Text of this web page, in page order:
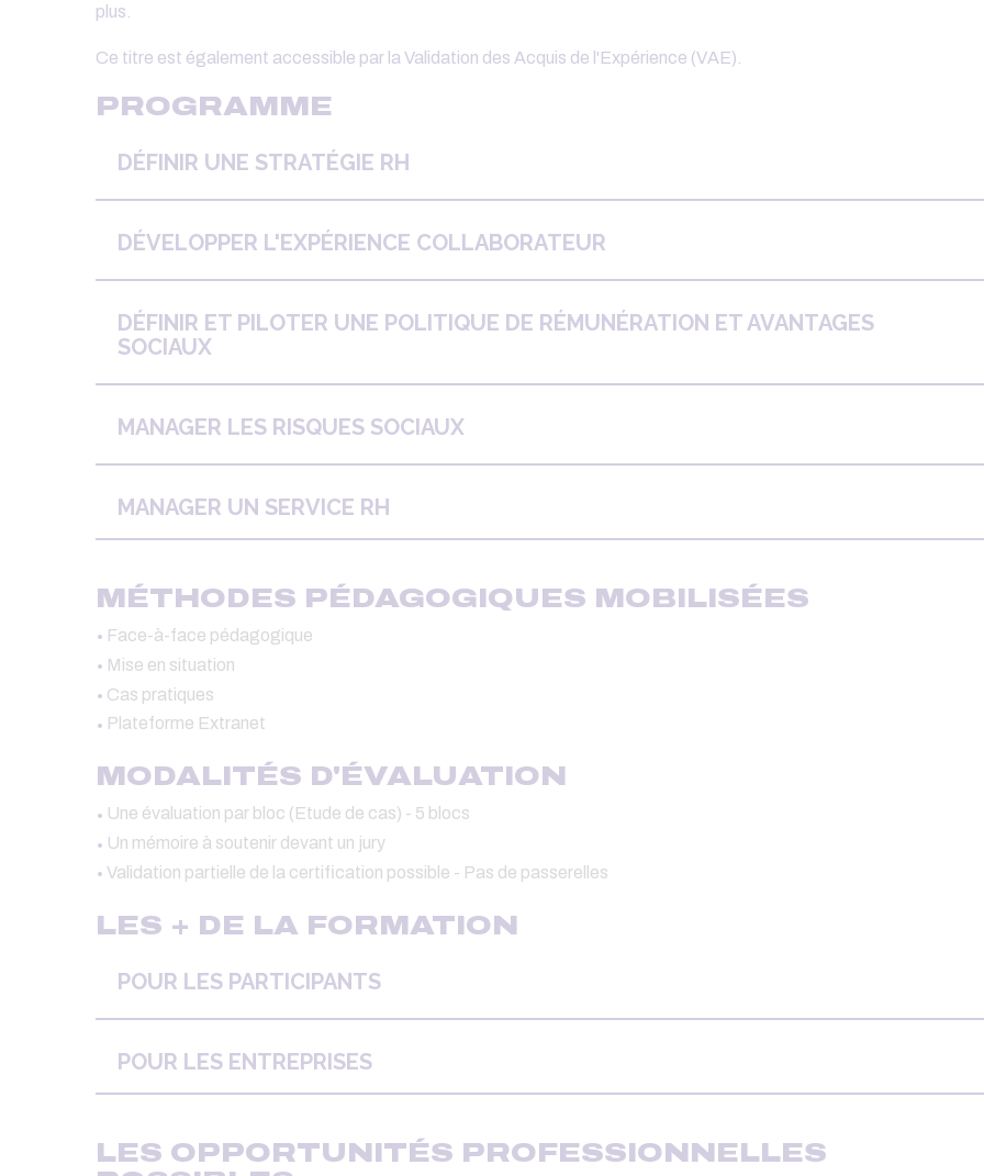
plus.
Ce titre est également accessible par la Validation des Acquis de l'Expérience (VAE).
PROGRAMME
DÉFINIR UNE STRATÉGIE RH
DÉVELOPPER L'EXPÉRIENCE COLLABORATEUR
DÉFINIR ET PILOTER UNE POLITIQUE DE RÉMUNÉRATION ET AVANTAGES
SOCIAUX
MANAGER LES RISQUES SOCIAUX
MANAGER UN SERVICE RH
MÉTHODES PÉDAGOGIQUES MOBILISÉES
Face-à-face pédagogique
Mise en situation
Cas pratiques
Plateforme Extranet
MODALITÉS D'ÉVALUATION
Une évaluation par bloc (Etude de cas) - 5 blocs
Un mémoire à soutenir devant un jury
Validation partielle de la certification possible - Pas de passerelles
LES + DE LA FORMATION
POUR LES PARTICIPANTS
POUR LES ENTREPRISES
LES OPPORTUNITÉS PROFESSIONNELLES